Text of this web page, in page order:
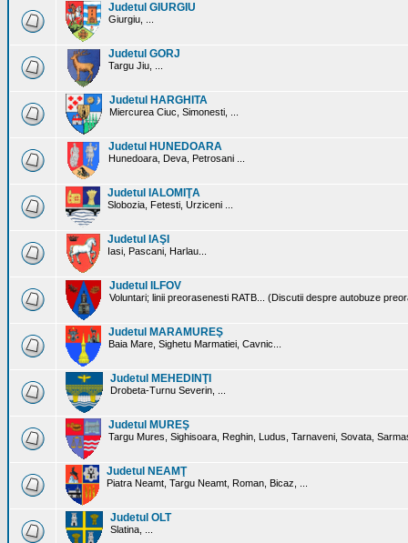
Judetul GIURGIU
Giurgiu, ...
Judetul GORJ
Targu Jiu, ...
Judetul HARGHITA
Miercurea Ciuc, Simonesti, ...
Judetul HUNEDOARA
Hunedoara, Deva, Petrosani ...
Judetul IALOMIŢA
Slobozia, Fetesti, Urziceni ...
Judetul IAŞI
Iasi, Pascani, Harlau...
Judetul ILFOV
Voluntari; linii preorasenesti RATB... (Discutii despre autobuze
Judetul MARAMUREŞ
Baia Mare, Sighetu Marmatiei, Cavnic...
Judetul MEHEDINŢI
Drobeta-Turnu Severin, ...
Judetul MUREŞ
Targu Mures, Sighisoara, Reghin, Ludus, Tarnaveni, Sovata,
Judetul NEAMŢ
Piatra Neamt, Targu Neamt, Roman, Bicaz, ...
Judetul OLT
Slatina, ...